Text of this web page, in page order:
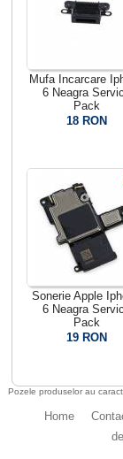
Mufa Incarcare
6 Neagra
Pack
18 RON
Sonerie Apple
6 Neagra
Pack
19 RON
Pozele produselor au
Home